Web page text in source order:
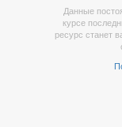
Данные
курсе
ресурс станет